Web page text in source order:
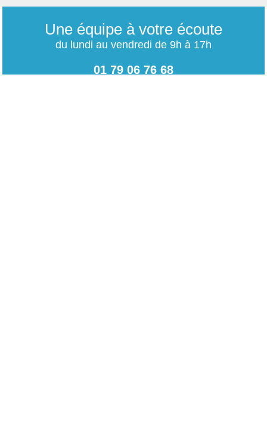
Une équipe à votre écoute
du lundi au vendredi de 9h à 17h
01 79 06 76 68